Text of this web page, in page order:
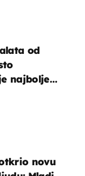
novu
od
najbolje